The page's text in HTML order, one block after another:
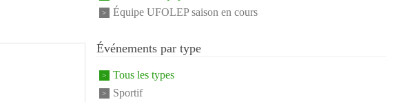
Équipe UFOLEP saison en cours
Événements par type
Tous les types
Sportif